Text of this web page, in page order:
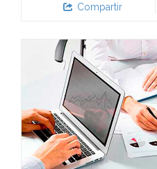
Compartir